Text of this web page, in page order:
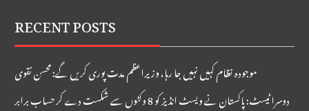
RECENT POSTS
موجودہ نظام کہیں نہیں جا رہا، وزیراعظم مدت پوری کریں گے: محسن نقوی
دوسرا ٹیسٹ: پاکستان نے ویسٹ انڈیز کو 8 وکٹوں سے شکست دے کر حساب برابر